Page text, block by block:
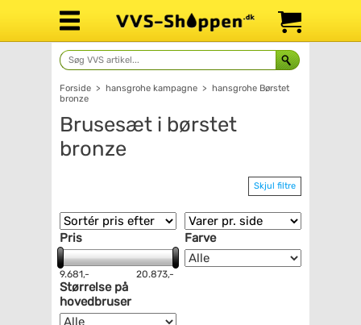
Forside > hansgrohe kampagne > hansgrohe Børstet
bronze
Brusesæt i børstet
bronze
Skjul filtre
Pris
9.681,- 20.873,-
Farve
Størrelse på
hovedbruser